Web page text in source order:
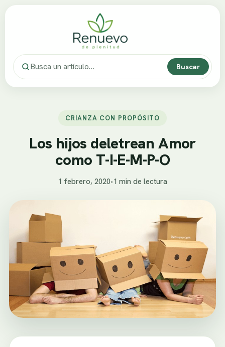
Buscar
CRIANZA CON PROPÓSITO
Los hijos deletrean Amor
como T-I-E-M-P-O
1 febrero, 2020•1 min de lectura